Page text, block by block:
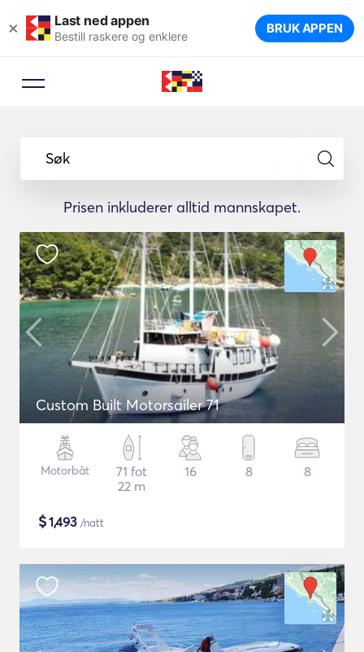
× Last ned appen
Bestill raskere og enklere BRUK APPEN
Søk
Prisen inkluderer alltid mannskapet.
Custom Built Motorsailer 71
Motorbåt
71 fot
22 m
16 8 8
$1,493 /natt